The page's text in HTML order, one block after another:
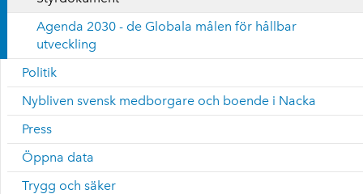
Agenda 2030 - de Globala målen för hållbar
utveckling
Politik
Nybliven svensk medborgare och boende i Nacka
Press
Öppna data
Trygg och säker